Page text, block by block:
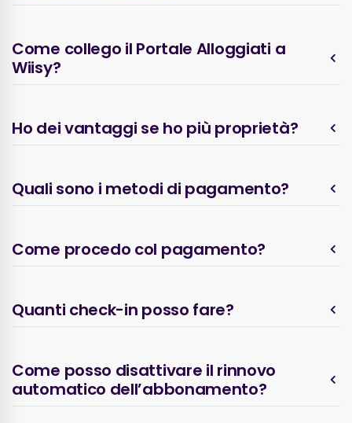
Come collego il Portale Alloggiati a
Wiisy?
Ho dei vantaggi se ho più proprietà?
Quali sono i metodi di pagamento?
Come procedo col pagamento?
Quanti check-in posso fare?
Come posso disattivare il rinnovo
automatico dell’abbonamento?